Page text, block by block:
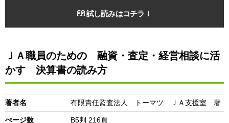
試し読みはコチラ！
ＪＡ職員のための 融資・査定・経営相談に活
かす 決算書の読み方
著者名 有限責任監査法人 トーマツ ＪＡ支援室 著
ぺージ数 B5判 216頁